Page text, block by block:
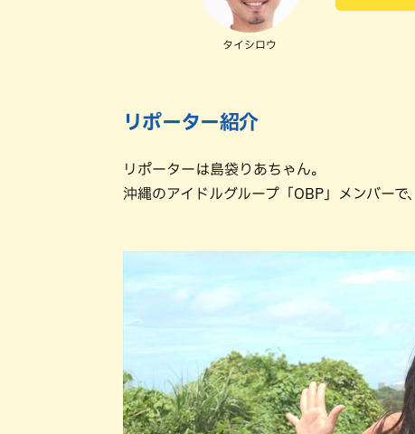
タイシロウ
リポーター紹介
リポーターは島袋りあちゃん。
沖縄のアイドルグループ「OBP」メンバー